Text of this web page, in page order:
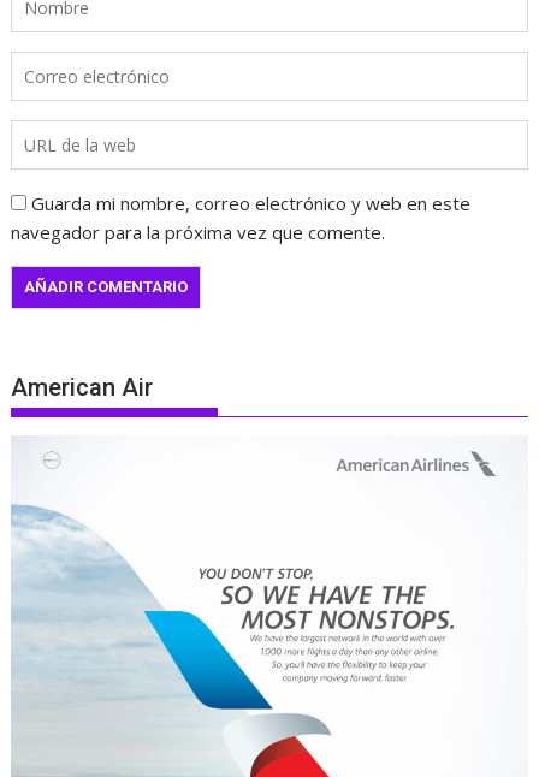
Guarda mi nombre, correo electrónico y web en este
navegador para la próxima vez que comente.
American Air